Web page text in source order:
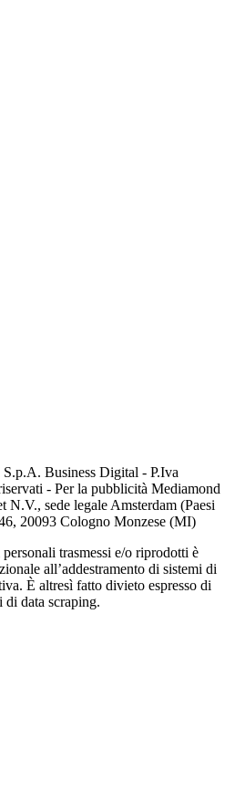
Business Digital - P.Iva
- Per la pubblicità Mediamond
sede legale Amsterdam (Paesi
20093 Cologno Monzese (MI)
trasmessi e/o riprodotti è
all’addestramento di sistemi di
È altresì fatto divieto espresso di
di data scraping.